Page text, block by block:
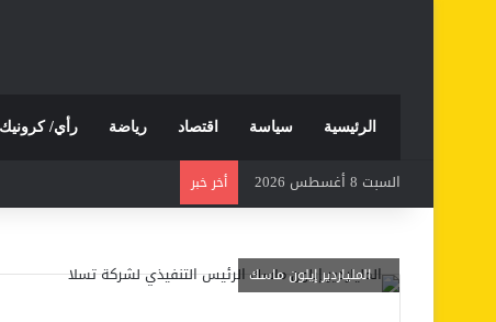
الرئيسية سياسة اقتصاد رياضة رأي/ كرونيك
السبت 8 أغسطس 2026 أخر خبر
الملياردير إيلون ماسك